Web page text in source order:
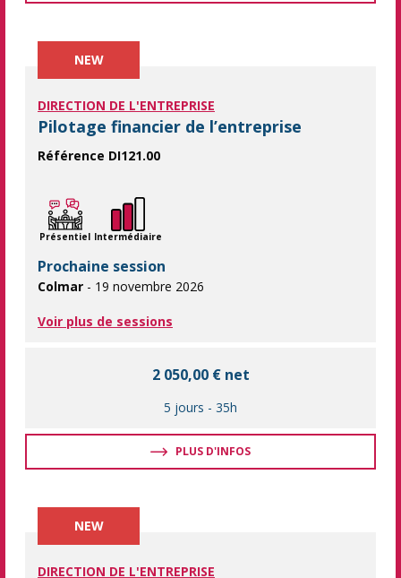
NEW
DIRECTION DE L'ENTREPRISE
Pilotage financier de l’entreprise
Référence DI121.00
Présentiel Intermédiaire
Prochaine session
Colmar - 19 novembre 2026
Voir plus de sessions
2 050,00 € net
5 jours - 35h
PLUS D'INFOS
NEW
DIRECTION DE L'ENTREPRISE